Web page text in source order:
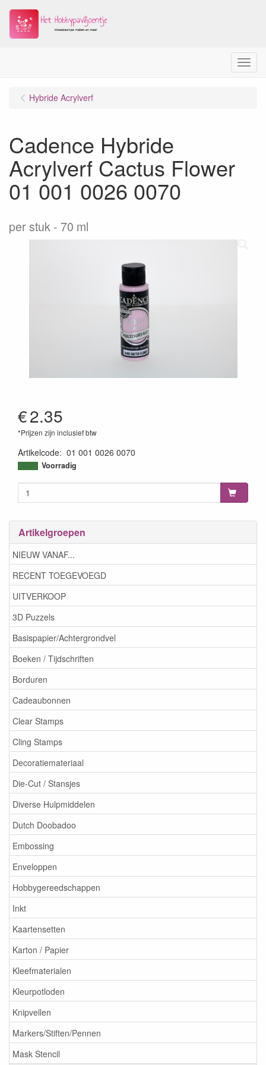
Menu
Artikelgroepen
NIEUW VANAF...
RECENT TOEGEVOEGD
UITVERKOOP
3D Puzzels
Basispapier/Achtergrondvel
Boeken / Tijdschriften
Borduren
Cadeaubonnen
Clear Stamps
Cling Stamps
Decoratiemateriaal
Die-Cut / Stansjes
Diverse Hulpmiddelen
Dutch Doobadoo
Embossing
Enveloppen
Hobbygereedschappen
Inkt
Kaartensetten
Karton / Papier
Kleefmaterialen
Kleurpotloden
Knipvellen
Markers/Stiften/Pennen
Mask Stencil
Hybride Acrylverf
Cadence Hybride
Acrylverf Cactus Flower
01 001 0026 0070
per stuk 70 ml
€2.35
*Prijzen zijn inclusief btw
Artikelcode: 01 001 0026 0070
8699036750458
Voorradig